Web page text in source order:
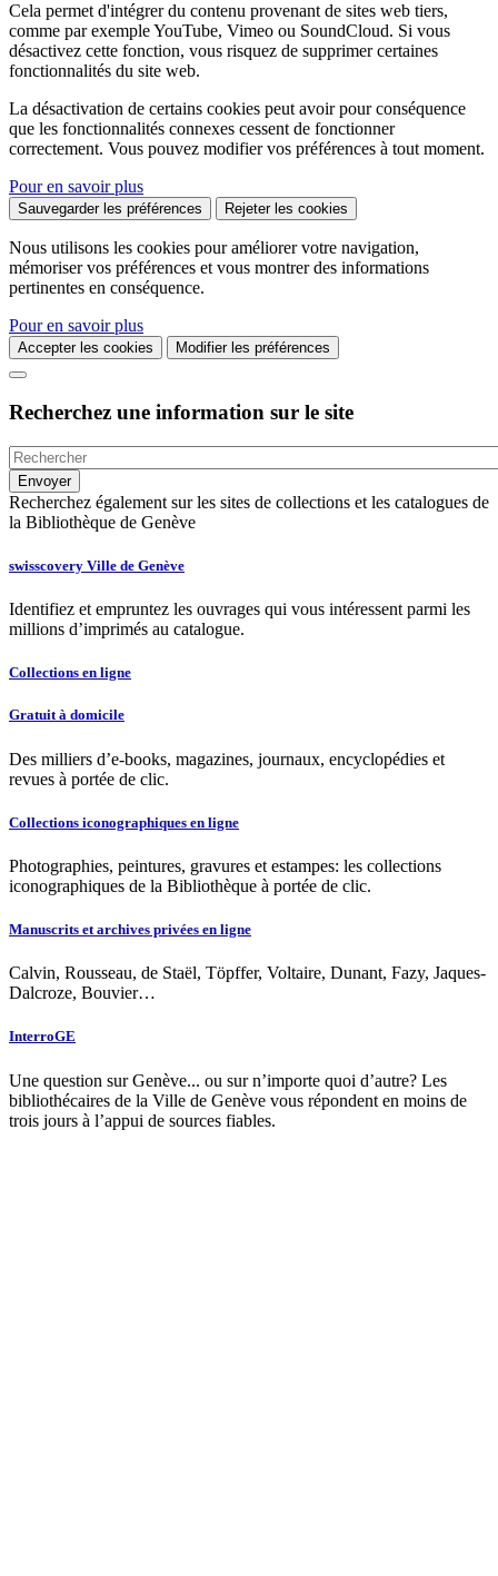
Cela permet d'intégrer du contenu provenant de sites web tiers,
comme par exemple YouTube, Vimeo ou SoundCloud. Si vous
désactivez cette fonction, vous risquez de supprimer certaines
fonctionnalités du site web.
La désactivation de certains cookies peut avoir pour conséquence
que les fonctionnalités connexes cessent de fonctionner
correctement. Vous pouvez modifier vos préférences à tout moment.
Pour en savoir plus
Sauvegarder les préférences Rejeter les cookies
Nous utilisons les cookies pour améliorer votre navigation,
mémoriser vos préférences et vous montrer des informations
pertinentes en conséquence.
Pour en savoir plus
Accepter les cookies Modifier les préférences
Recherchez une information sur le site
Recherchez également sur les sites de collections et les catalogues de
la Bibliothèque de Genève
swisscovery Ville de Genève
Identifiez et empruntez les ouvrages qui vous intéressent parmi les
millions d’imprimés au catalogue.
Collections en ligne
Gratuit à domicile
Des milliers d’e-books, magazines, journaux, encyclopédies et
revues à portée de clic.
Collections iconographiques en ligne
Photographies, peintures, gravures et estampes: les collections
iconographiques de la Bibliothèque à portée de clic.
Manuscrits et archives privées en ligne
Calvin, Rousseau, de Staël, Töpffer, Voltaire, Dunant, Fazy, Jaques-
Dalcroze, Bouvier…
InterroGE
Une question sur Genève... ou sur n’importe quoi d’autre? Les
bibliothécaires de la Ville de Genève vous répondent en moins de
trois jours à l’appui de sources fiables.